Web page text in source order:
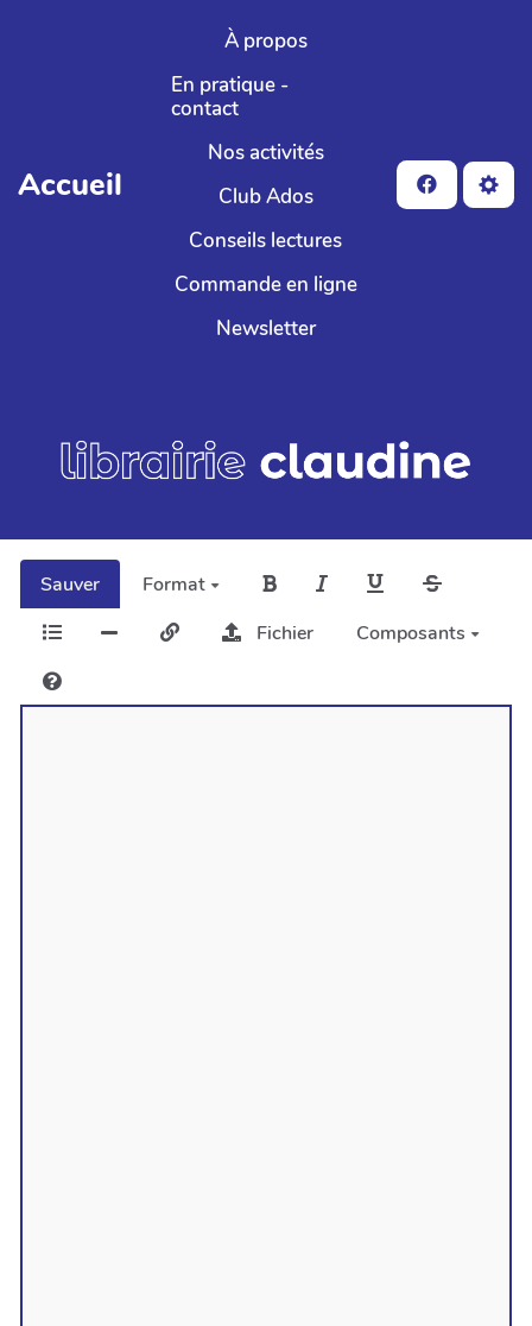
Aller au contenu principal
Accueil
À propos
En pratique -
contact
Nos activités
Club Ados
Conseils lectures
Commande en ligne
Newsletter
Sauver
Format
Fichier
Composants